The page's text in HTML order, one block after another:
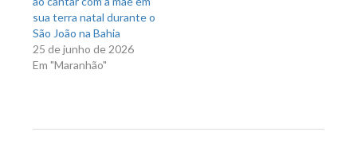
sua terra natal durante o
São João na Bahia
25 de junho de 2026
Em "Maranhão"